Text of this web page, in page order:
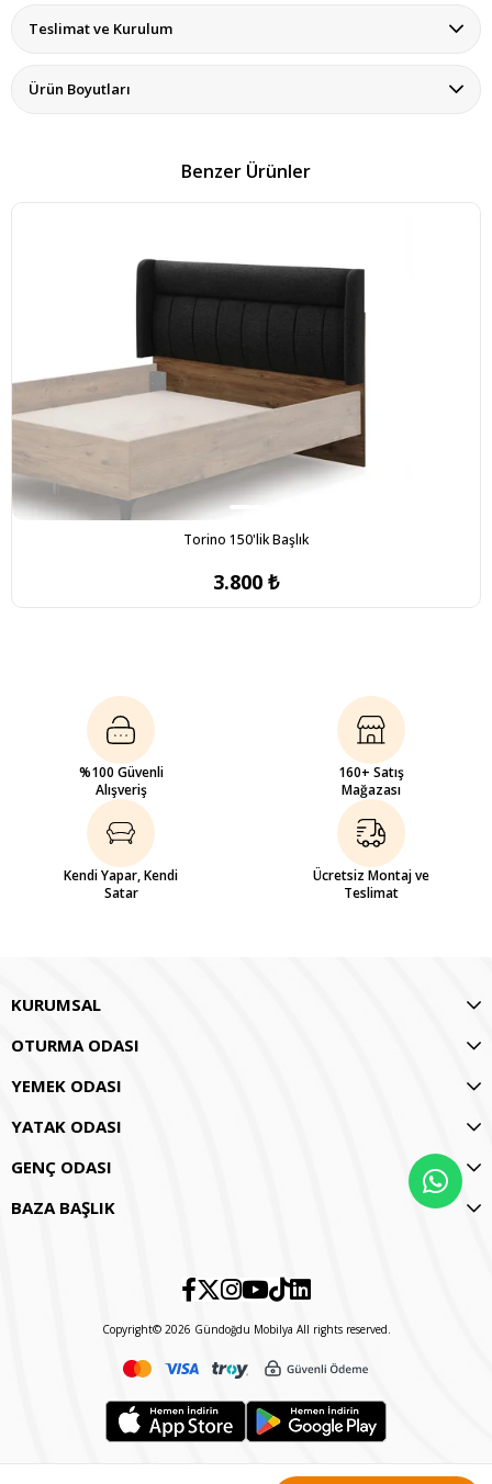
Teslimat ve Kurulum
Ürün Boyutları
Benzer Ürünler
Torino 150'lik Başlık
3.800 ₺
%100 Güvenli
Alışveriş
160+ Satış
Mağazası
Kendi Yapar, Kendi
Satar
Ücretsiz Montaj ve
Teslimat
KURUMSAL
OTURMA ODASI
YEMEK ODASI
YATAK ODASI
GENÇ ODASI
BAZA BAŞLIK
Copyright© 2026 Gündoğdu Mobilya All rights reserved.